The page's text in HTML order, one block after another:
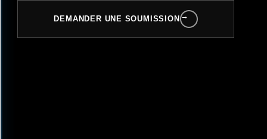
DEMANDER UNE SOUMISSION →